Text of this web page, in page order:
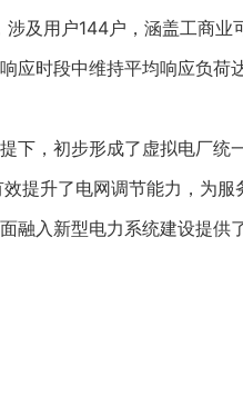
及用户144户，涵盖工商业
应时段中维持平均响应负荷
，初步形成了虚拟电厂统
效提升了电网调节能力，为服
融入新型电力系统建设提供